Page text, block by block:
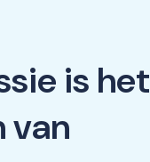
is het
van